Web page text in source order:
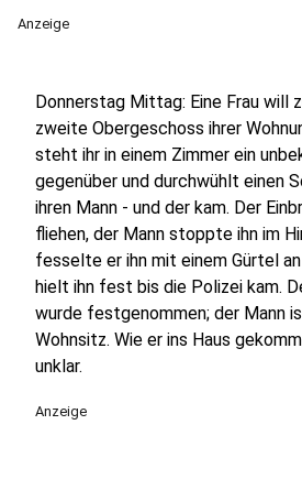
Anzeige
Donnerstag Mittag: Eine Frau will
zweite Obergeschoss ihrer
steht ihr in einem Zimmer ein
gegenüber und durchwühlt einen
ihren Mann - und der kam. Der
fliehen, der Mann stoppte ihn im
fesselte er ihn mit einem Gürtel
hielt ihn fest bis die Polizei kam.
wurde festgenommen; der Mann
Wohnsitz. Wie er ins Haus
unklar.
Anzeige